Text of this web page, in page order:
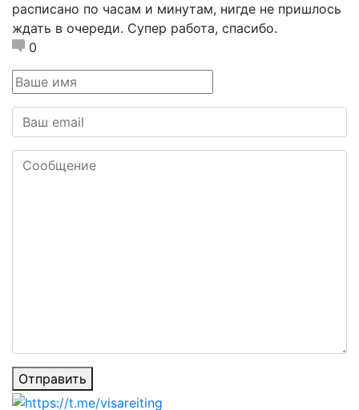
расписано по часам и минутам, нигде не пришлось
ждать в очереди. Супер работа, спасибо.
0
Отправить